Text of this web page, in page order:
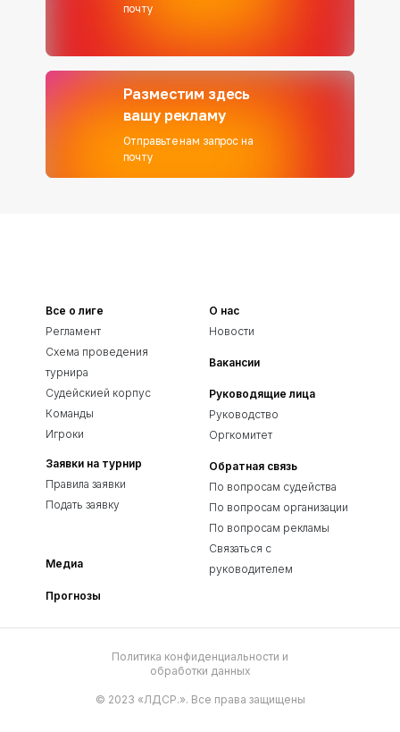
почту
Разместим здесь
вашу рекламу
Отправьте нам запрос на
почту
Все о лиге
Регламент
Схема проведения
турнира
Судейскией корпус
Команды
Игроки
Заявки на турнир
Правила заявки
Подать заявку
Медиа
Прогнозы
О нас
Новости
Вакансии
Руководящие лица
Руководство
Оргкомитет
Обратная связь
По вопросам судейства
По вопросам организации
По вопросам рекламы
Связаться с
руководителем
Политика конфиденциальности и
обработки данных
© 2023 «ЛДСР.». Все права защищены